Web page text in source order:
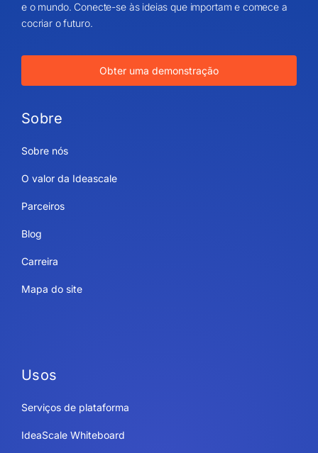
e o mundo. Conecte-se às ideias que importam e comece a
cocriar o futuro.
Obter uma demonstração
Sobre
Sobre nós
O valor da Ideascale
Parceiros
Blog
Carreira
Mapa do site
Usos
Serviços de plataforma
IdeaScale Whiteboard